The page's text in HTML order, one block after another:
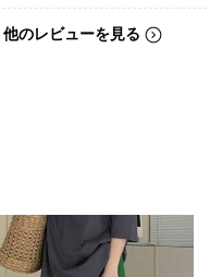
他のレビューを見る